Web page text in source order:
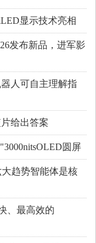
显示技术亮相
发布新品，进军影
人可自主理解指
给出答案
圆屏
趋势智能体是核
、最高效的